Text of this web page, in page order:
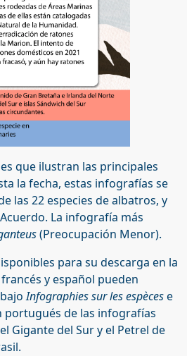
que ilustran las principales
la fecha, estas infografías se
las 22 especies de albatros, y
La infografía más
(Preocupación Menor).
para su descarga en la
y español pueden
bajoInfographies sur les espècese
portugués de las infografías
Gigante del Sur y el Petrel de